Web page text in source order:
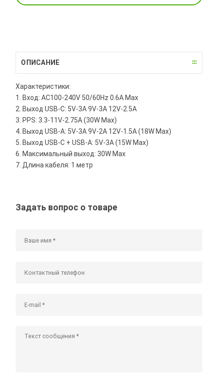
ОПИСАНИЕ
Характеристики:
1. Вход: AC100-240V 50/60Hz 0.6A Max
2. Выход USB-C: 5V-3A 9V-3A 12V-2.5A
3. PPS: 3.3-11V-2.75A (30W Max)
4. Выход USB-A: 5V-3A 9V-2A 12V-1.5A (18W Max)
5. Выход USB-C + USB-A: 5V-3A (15W Max)
6. Максимальный выход: 30W Max
7. Длина кабеля: 1 метр
Задать вопрос о товаре